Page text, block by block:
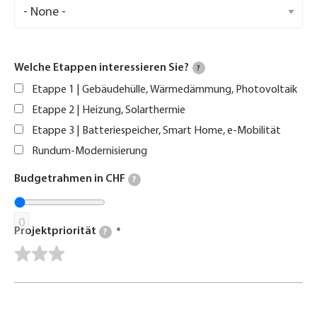
Welche Etappen interessieren Sie? ?
Etappe 1 | Gebäudehülle, Wärmedämmung, Photovoltaik
Etappe 2 | Heizung, Solarthermie
Etappe 3 | Batteriespeicher, Smart Home, e-Mobilität
Rundum-Modernisierung
Budgetrahmen in CHF ?
0
Projektpriorität ?